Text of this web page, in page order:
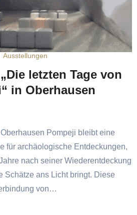
Ausstellungen
letzten Tage von
in Oberhausen
Pompeji bleibt eine
für archäologische Entdeckungen,
nach seiner Wiederentdeckung
Schätze ans Licht bringt. Diese
von…